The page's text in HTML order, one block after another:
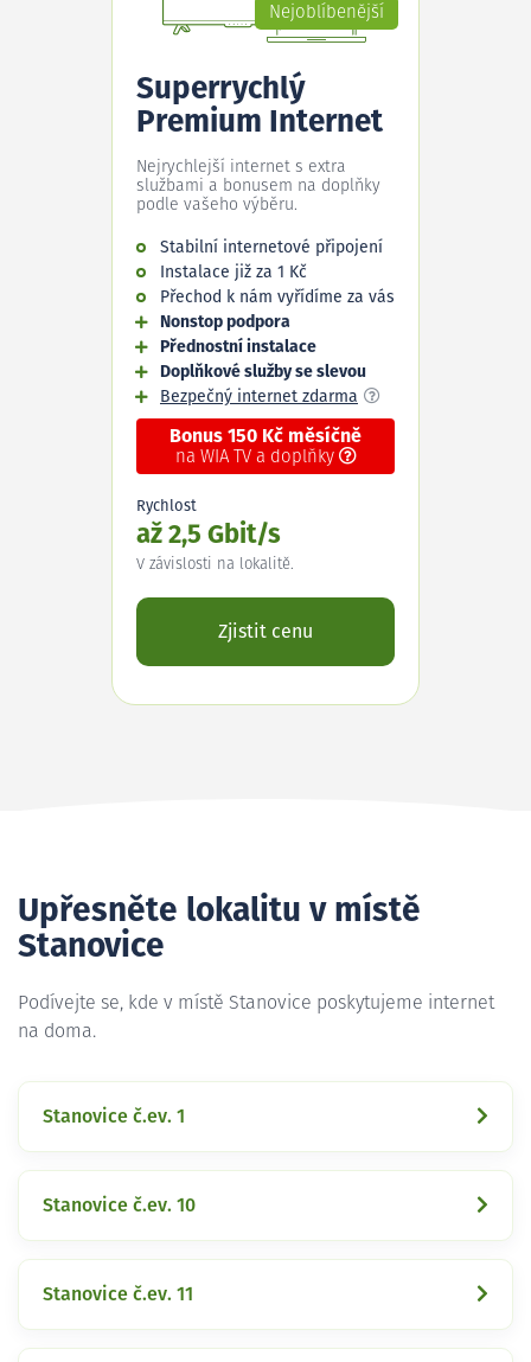
Nejoblíbenější
Superrychlý
Premium Internet
Nejrychlejší internet s extra
službami a bonusem na doplňky
podle vašeho výběru.
Stabilní internetové připojení
Instalace již za 1 Kč
Přechod k nám vyřídíme za vás
Nonstop podpora
Přednostní instalace
Doplňkové služby se slevou
Bezpečný internet zdarma
Bonus 150 Kč měsíčně
na WIA TV a doplňky
Rychlost
až 2,5 Gbit/s
V závislosti na lokalitě.
Zjistit cenu
Upřesněte lokalitu v místě
Stanovice
Podívejte se, kde v místě Stanovice poskytujeme internet
na doma.
Stanovice č.ev. 1
Stanovice č.ev. 10
Stanovice č.ev. 11